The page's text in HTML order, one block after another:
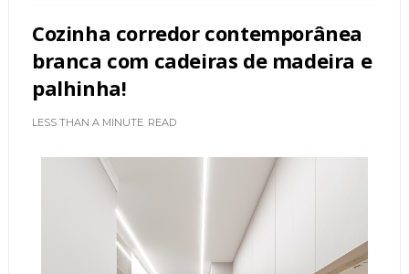
Cozinha corredor contemporânea
branca com cadeiras de madeira e
palhinha!
LESS THAN A MINUTE READ